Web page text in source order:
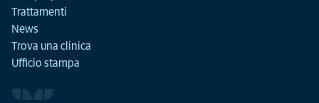
Trattamenti
News
Trova una clinica
Ufficio stampa